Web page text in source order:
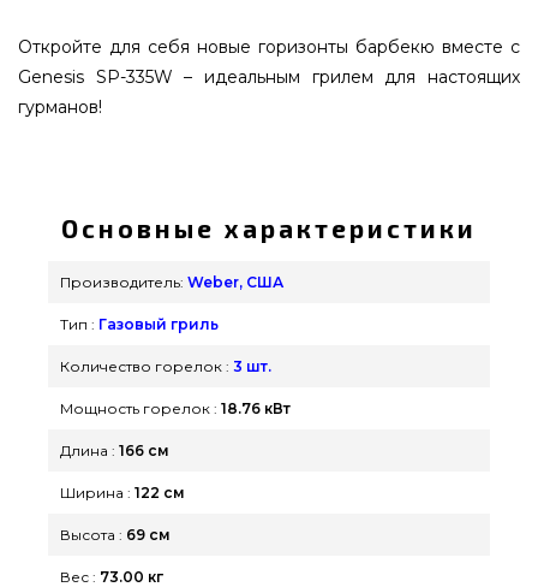
Откройте для себя новые горизонты барбекю вместе с
Genesis SP-335W – идеальным грилем для настоящих
гурманов!
оправданной цене всего 141 619 грн. в каталоге
интернет магазина грилей и барбекью
grillpoint.com.ua Посмотрите и закажите также
Напишите прямо сейчас нашим специалистам
на любой номер (098) 333-26-55 и мы оперативно
Основные характеристики
Производитель: Weber, США
Тип : Газовый гриль
Количество горелок : 3 шт.
Мощность горелок : 18.76 кВт
Длина : 166 см
Ширина : 122 см
Высота : 69 см
Вес : 73.00 кг